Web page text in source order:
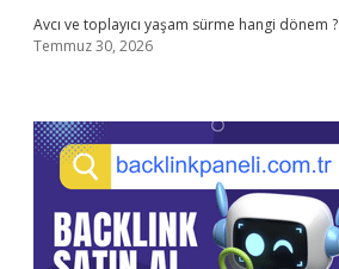
Avcı ve toplayıcı yaşam sürme hangi dönem ?
Temmuz 30, 2026